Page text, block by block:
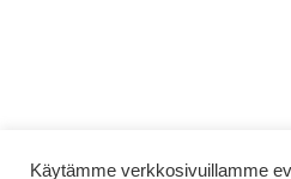
Käytämme verkkosivuillamme